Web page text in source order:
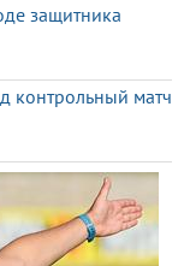
защитника
контрольный матч